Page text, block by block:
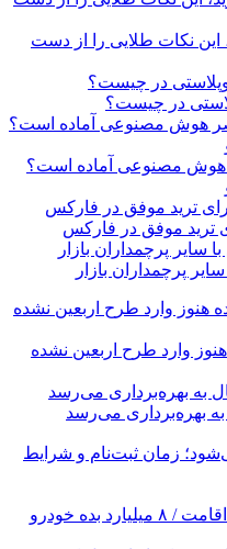
این نکات طلایی را از دست
در چیست؟
هوش مصنوعی آماده است؟
هنوز وارد طرح اربعین نشده
به بهره‌برداری می‌رسد
زمان ثبت‌نام و شرایط
کاسبی خارج‌نشین‌ها با سهمیه اقامت / ۸ میلیارد بده خودرو